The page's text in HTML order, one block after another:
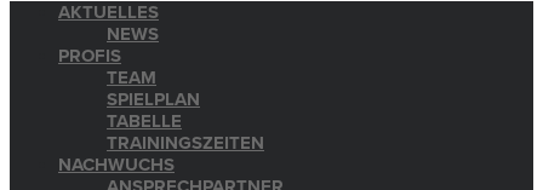
AKTUELLES
NEWS
PROFIS
TEAM
SPIELPLAN
TABELLE
TRAININGSZEITEN
NACHWUCHS